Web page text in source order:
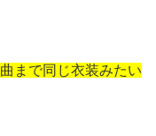
まで同じ衣装みたい